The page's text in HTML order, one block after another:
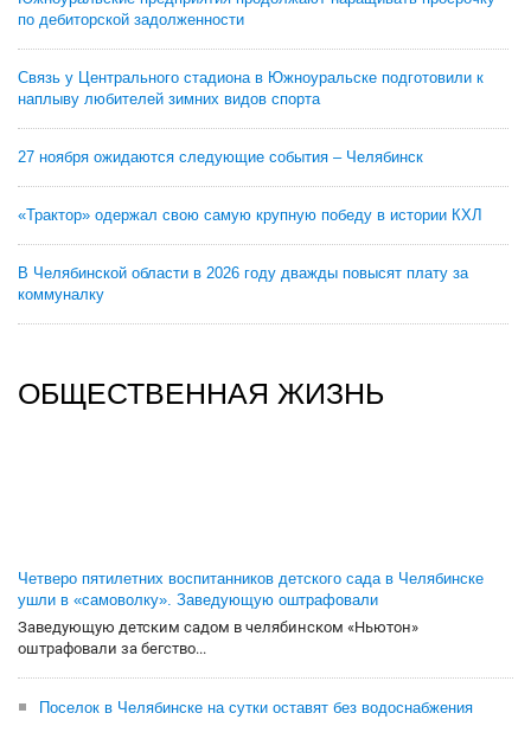
по дебиторской задолженности
Связь у Центрального стадиона в Южноуральске подготовили к
наплыву любителей зимних видов спорта
27 ноября ожидаются следующие события – Челябинск
«Трактор» одержал свою самую крупную победу в истории КХЛ
В Челябинской области в 2026 году дважды повысят плату за
коммуналку
ОБЩЕСТВЕННАЯ ЖИЗНЬ
Четверо пятилетних воспитанников детского сада в Челябинске
ушли в «самоволку». Заведующую оштрафовали
Заведующую детским садом в челябинском «Ньютон»
оштрафовали за бегство...
Поселок в Челябинске на сутки оставят без водоснабжения